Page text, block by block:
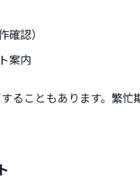
認）
案内
ることもあります。繁